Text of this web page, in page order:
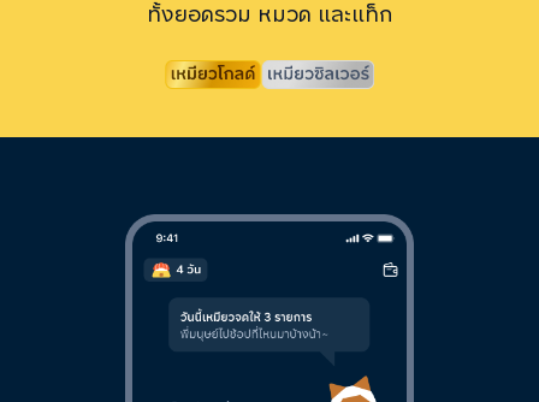
ทั้งยอดรวม หมวด และแท็ก